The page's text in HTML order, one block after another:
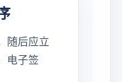
随后应立
电子签